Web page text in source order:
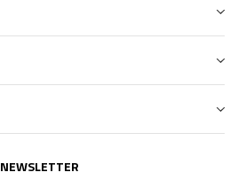
NEWSLETTER